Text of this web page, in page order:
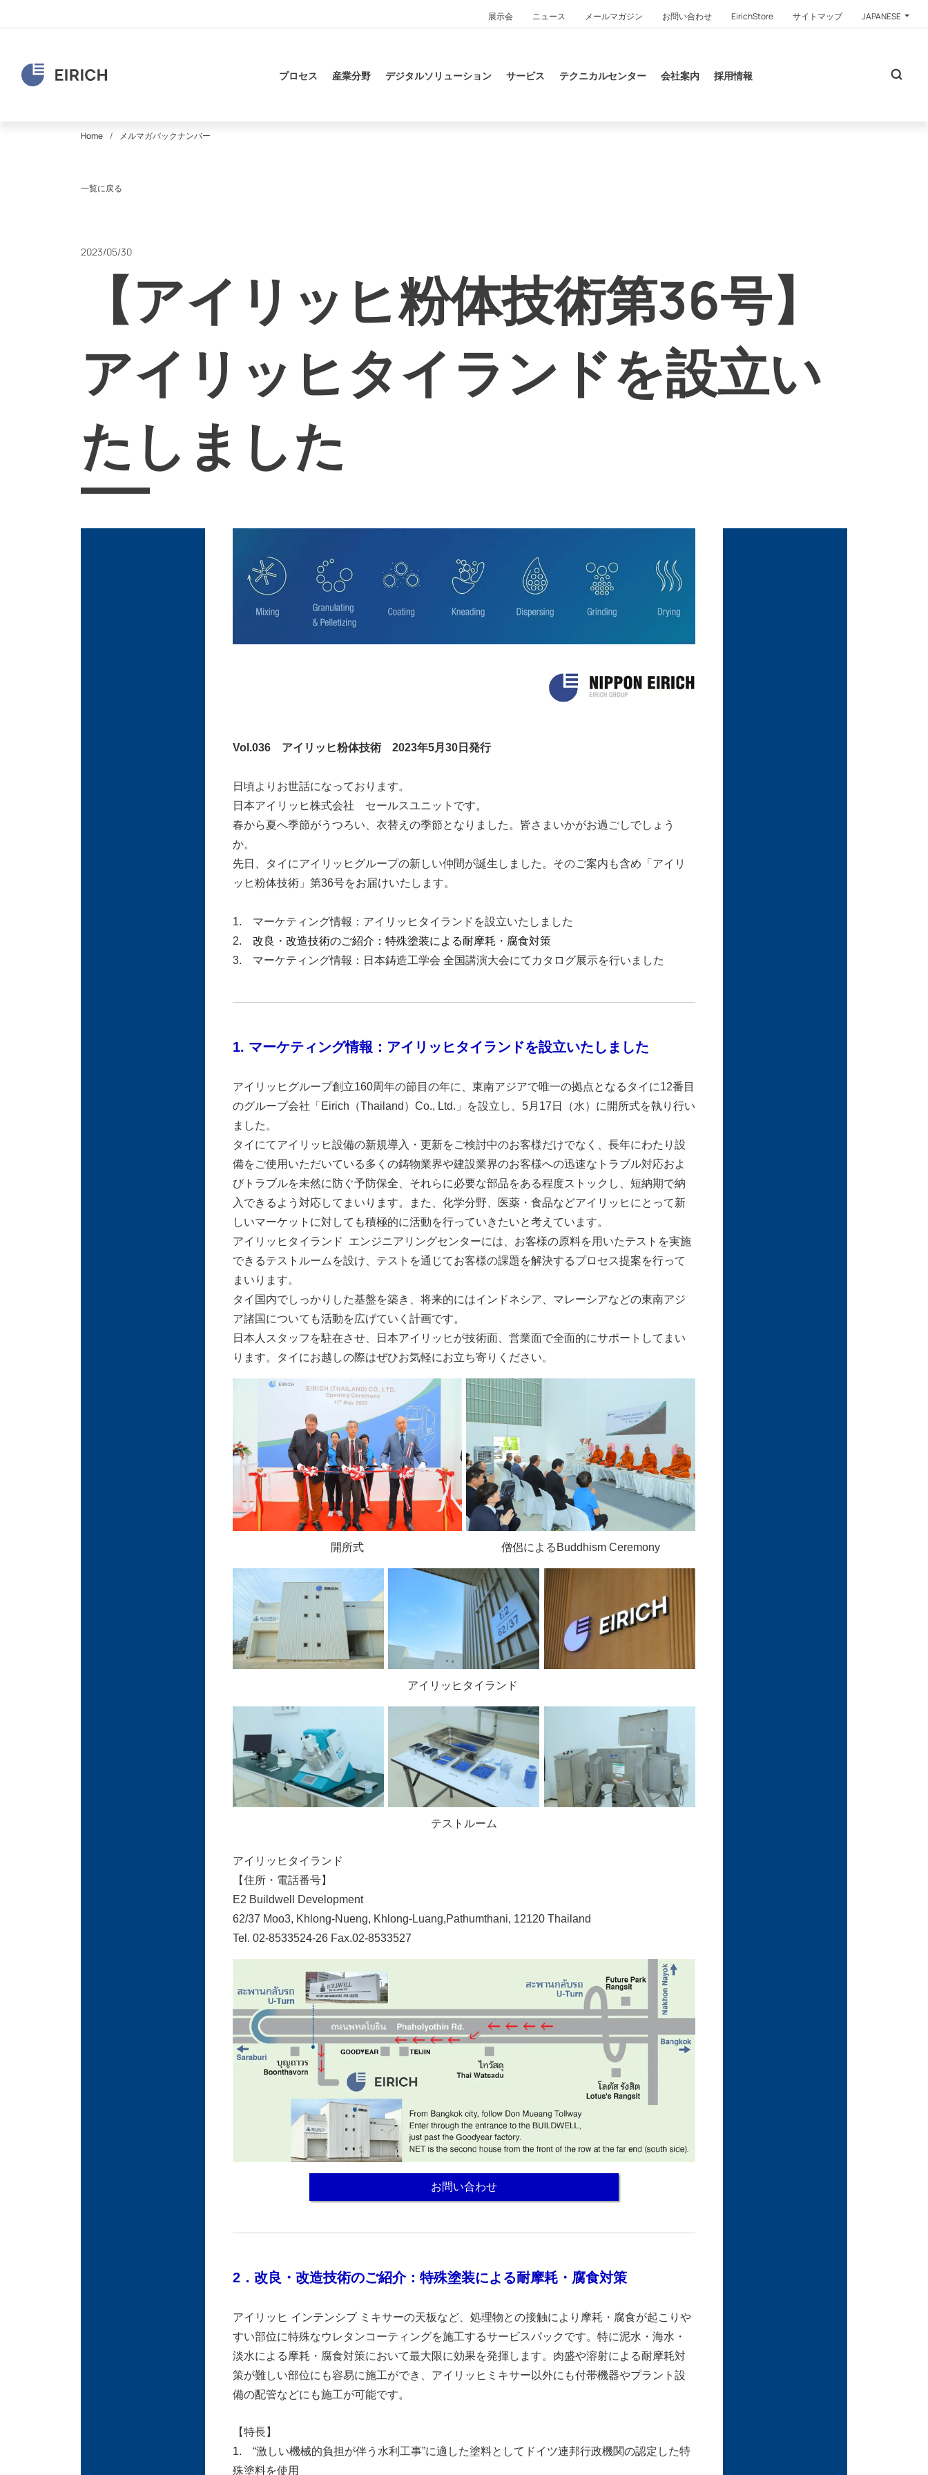
展示会 ニュース メールマガジン お問い合わせ EirichStore サイトマップ JAPANESE
プロセス 産業分野 デジタルソリューション サービス テクニカルセンター 会社案内 採用情報
Home メルマガバックナンバー
一覧に戻る
2023/05/30
【アイリッヒ粉体技術第36号】
アイリッヒタイランドを設立い
たしました
Vol.036 アイリッヒ粉体技術 2023年5月30日発行
日頃より お世話になっております。
日本アイリッヒ株式会社 セールスユニットです。
春から夏へ季節がうつろい、衣替えの季節となりました。皆さまいかがお過ごしでしょう
か。
先日、タイにアイリッヒグループの新しい仲間が誕生しました。そのご案内も含め「アイリ
ッヒ粉体技術」第36号をお届けいたします。
1. マーケティング情報：アイリッヒタイランドを設立いたしました
2.
改良・改造技術のご紹介：特殊塗装による耐摩耗・腐食対策
3. マーケティング情報：日本鋳造工学会 全国講演大会にてカタログ展示を行いました
1. マーケティング情報 ：アイリッヒタイランドを設立いたしました
アイリッヒグループ創立160周年の節目の年に、東南アジアで唯一の拠点となるタイに12番目
のグループ会社「Eirich（Thailand）Co., Ltd.」を設立し、 5月17日（水）に開所式を執り行い
ました。
タイにてアイリッヒ設備の新規導入・更新をご検討中のお客様だけでなく、長年にわたり設
備をご使用いただいている多くの鋳物業界や建設業界のお客様への迅速なトラブル対応およ
びトラブルを未然に防ぐ予防保全、それらに必要な部品をある程度ストックし、短納期で納
入できるよう対応してまいります。また、化学分野、医薬・食品などアイリッヒにとって新
しいマーケットに対しても積極的に活動を行っていきたいと考えています。
アイリッヒタイランド エンジニアリングセンターには、お客様の原料を用いたテストを実施
できるテストルームを設け、テストを通じてお客様の課題を解決するプロセス提案を行って
まいります。
タイ国内でしっかりした基盤を築き、将来的にはインドネシア、マレーシアなどの東南アジ
ア諸国についても活動を広げていく計画です。
日本人スタッフを駐在させ、日本アイリッヒが技術面、営業面で全面的にサポートしてまい
ります。タイにお越しの際はぜひお気軽にお立ち寄りください。
開所式 僧侶によるBuddhism Ceremony
アイリッヒタイランド
テストルーム
アイリッヒタイランド
【住所・電話番号】
E2 Buildwell Development
62/37 Moo3, Khlong-Nueng, Khlong-Luang,Pathumthani, 12120 Thailand
Tel. 02-8533524-26 Fax.02-8533527
お問い合わせ
2． 改良・改造技術のご紹介：特殊塗装による耐摩耗・腐食対策
アイリッヒ インテンシブ ミキサーの天板など、処理物との接触により摩耗・腐食が起こりや
すい部位に特殊なウレタンコーティングを施工するサービスパックです。特に泥水・海水・
淡水による摩耗・腐食対策において最大限に効果を発揮します。肉盛や溶射による耐摩耗対
策が難しい部位にも容易に施工ができ、アイリッヒミキサー以外にも付帯機器やプラント設
備の配管などにも施工が可能です。
【特長】
1. “激しい機械的負担が伴う水利工事”に適した塗料としてドイツ連邦行政機関の認定した特
殊塗料を使用